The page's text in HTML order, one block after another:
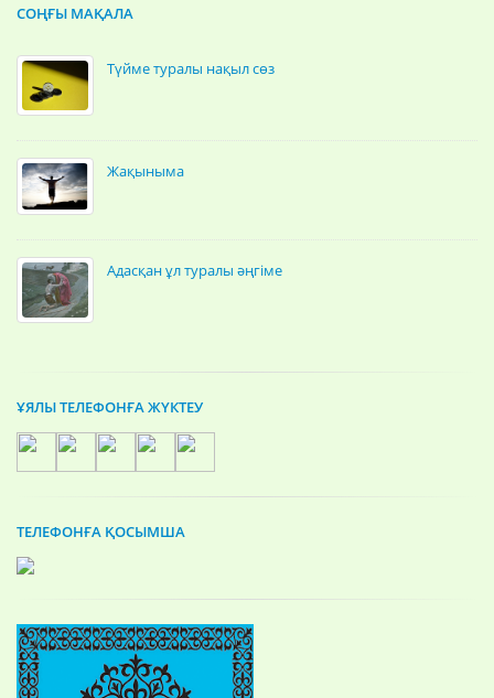
СОҢҒЫ МАҚАЛА
Түйме туралы нақыл сөз
Жақыныма
Адасқан ұл туралы әңгіме
ҰЯЛЫ ТЕЛЕФОНҒА ЖҮКТЕУ
ТЕЛЕФОНҒА ҚОСЫМША